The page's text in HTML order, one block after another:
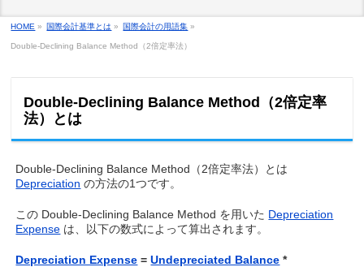
HOME » 国際会計基準とは » 国際会計の用語集 »
Double-Declining Balance Method（2倍定率法）
Double-Declining Balance Method（2倍定率
法）とは
Double-Declining Balance Method（2倍定率法）とは
Depreciation の方法の1つです。
この Double-Declining Balance Method を用いた Depreciation
Expense は、以下の数式によって算出されます。
Depreciation Expense =Undepreciated Balance *